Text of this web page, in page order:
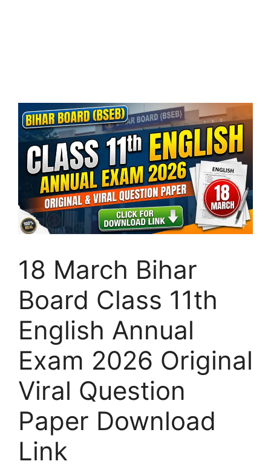
18 March Bihar
Board Class 11th
English Annual
Exam 2026 Original
Viral Question
Paper Download
Link